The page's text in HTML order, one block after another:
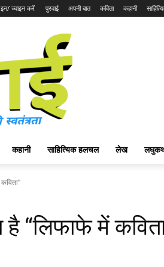
ज्वाइन करें पुरवाई अपनी बात कविता कहानी
कहानी साहित्यिक हलचल लेख
“लिफाफे में